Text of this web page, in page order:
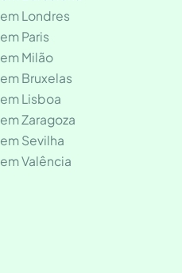
Londres
Paris
Milão
Bruxelas
Lisboa
Zaragoza
Sevilha
Valência